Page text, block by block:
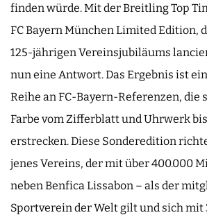
finden würde. Mit der Breitling Top
FC Bayern München Limited Edition,
125-jährigen Vereinsjubiläums
nun eine Antwort. Das Ergebnis ist
Reihe an FC-Bayern-Referenzen, die
Farbe vom Zifferblatt und Uhrwerk
erstrecken. Diese Sonderedition
jenes Vereins, der mit über 400.000
neben Benfica Lissabon – als der
Sportverein der Welt gilt und sich